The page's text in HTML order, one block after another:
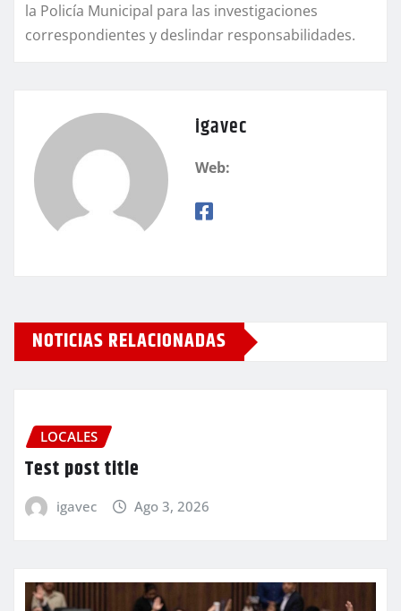
la Policía Municipal para las investigaciones
correspondientes y deslindar responsabilidades.
igavec
Web:
NOTICIAS RELACIONADAS
LOCALES
Test post title
igavec Ago 3, 2026